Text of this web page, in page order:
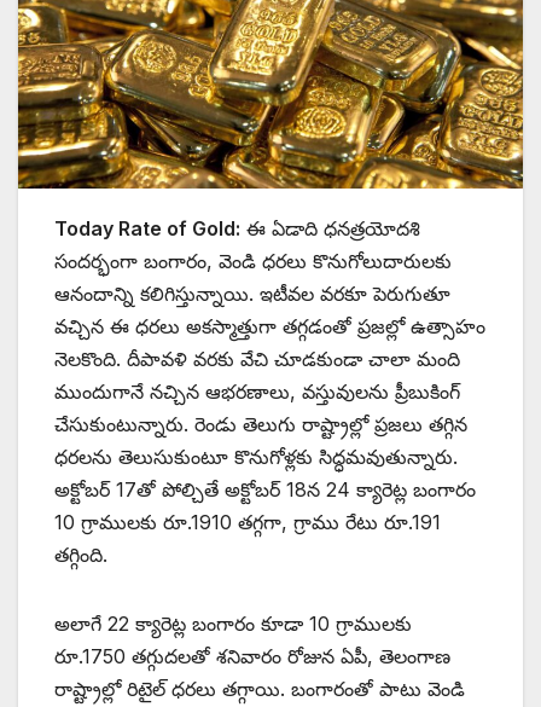
Today Rate of Gold: ఈ ఏడాది ధనత్రయోదశి
సందర్భంగా బంగారం, వెండి ధరలు కొనుగోలుదారులకు
ఆనందాన్ని కలిగిస్తున్నాయి. ఇటీవల వరకూ పెరుగుతూ
వచ్చిన ఈ ధరలు అకస్మాత్తుగా తగ్గడంతో ప్రజల్లో ఉత్సాహం
నెలకొంది. దీపావళి వరకు వేచి చూడకుండా చాలా మంది
ముందుగానే నచ్చిన ఆభరణాలు, వస్తువులను ప్రీబుకింగ్
చేసుకుంటున్నారు. రెండు తెలుగు రాష్ట్రాల్లో ప్రజలు తగ్గిన
ధరలను తెలుసుకుంటూ కొనుగోళ్లకు సిద్ధమవుతున్నారు.
అక్టోబర్ 17తో పోల్చితే అక్టోబర్ 18న 24 క్యారెట్ల బంగారం
10 గ్రాములకు రూ.1910 తగ్గగా, గ్రాము రేటు రూ.191
తగ్గింది.
అలాగే 22 క్యారెట్ల బంగారం కూడా 10 గ్రాములకు
రూ.1750 తగ్గుదలతో శనివారం రోజున ఏపీ, తెలంగాణ
రాష్ట్రాల్లో రిటైల్ ధరలు తగ్గాయి. బంగారంతో పాటు వెండి